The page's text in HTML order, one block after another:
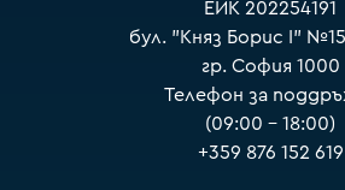
ЕИК 202254191
бул. "Княз Борис I"
гр. София 1000
Телефон за
(09:00 – 18:00)
+359 876 152 619